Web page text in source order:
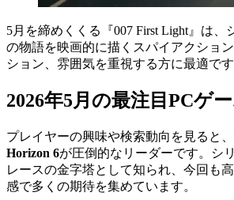
5月を締めくくる『007 First Light』は、
の物語を映画的に描くスパイアクショ
ション、雰囲気を重視する方に最適です
2026年5月の最注目PCゲ
プレイヤーの興味や検索動向を見ると
Horizon 6が圧倒的なリーダーです。シ
レースの金字塔として知られ、今回も
感で多くの期待を集めています。